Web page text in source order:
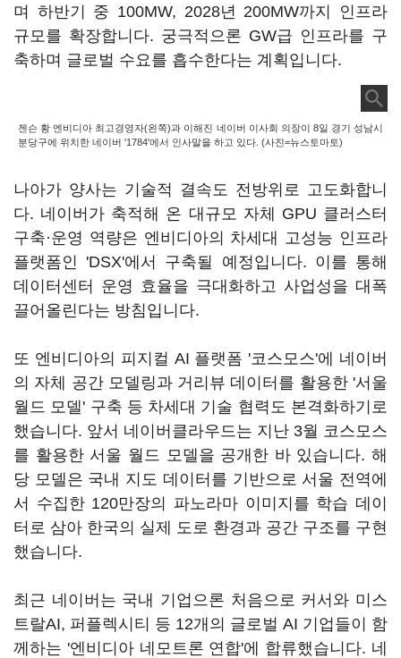
며 하반기 중 100MW, 2028년 200MW까지 인프라
규모를 확장합니다. 궁극적으론 GW급 인프라를 구
축하며 글로벌 수요를 흡수한다는 계획입니다.
젠슨 황 엔비디아 최고경영자(왼쪽)과 이해진 네이버 이사회 의장이 8일 경기 성남시
분당구에 위치한 네이버 '1784'에서 인사말을 하고 있다. (사진=뉴스토마토)
나아가 양사는 기술적 결속도 전방위로 고도화합니
다. 네이버가 축적해 온 대규모 자체 GPU 클러스터
구축·운영 역량은 엔비디아의 차세대 고성능 인프라
플랫폼인 'DSX'에서 구축될 예정입니다. 이를 통해
데이터센터 운영 효율을 극대화하고 사업성을 대폭
끌어올린다는 방침입니다.
또 엔비디아의 피지컬 AI 플랫폼 '코스모스'에 네이버
의 자체 공간 모델링과 거리뷰 데이터를 활용한 '서울
월드 모델' 구축 등 차세대 기술 협력도 본격화하기로
했습니다. 앞서 네이버클라우드는 지난 3월 코스모스
를 활용한 서울 월드 모델을 공개한 바 있습니다. 해
당 모델은 국내 지도 데이터를 기반으로 서울 전역에
서 수집한 120만장의 파노라마 이미지를 학습 데이
터로 삼아 한국의 실제 도로 환경과 공간 구조를 구현
했습니다.
최근 네이버는 국내 기업으론 처음으로 커서와 미스
트랄AI, 퍼플렉시티 등 12개의 글로벌 AI 기업들이 함
께하는 '엔비디아 네모트론 연합'에 합류했습니다. 네